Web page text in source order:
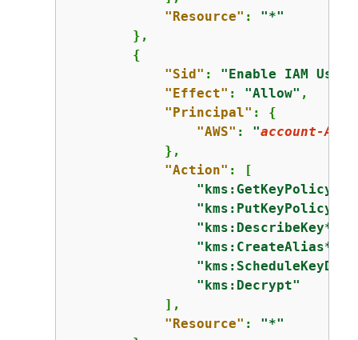
"Resource" : "*"
        },
{
"Sid" : "Enable IAM User
"Effect" : "Allow" ,
"Principal" : {
"AWS" : "account-ARN
            },
"Action" : [
"kms:GetKeyPolicy*"
"kms:PutKeyPolicy*"
"kms:DescribeKey*"
"kms:CreateAlias*"
"kms:Decrypt"
            ],
"Resource" : "*"